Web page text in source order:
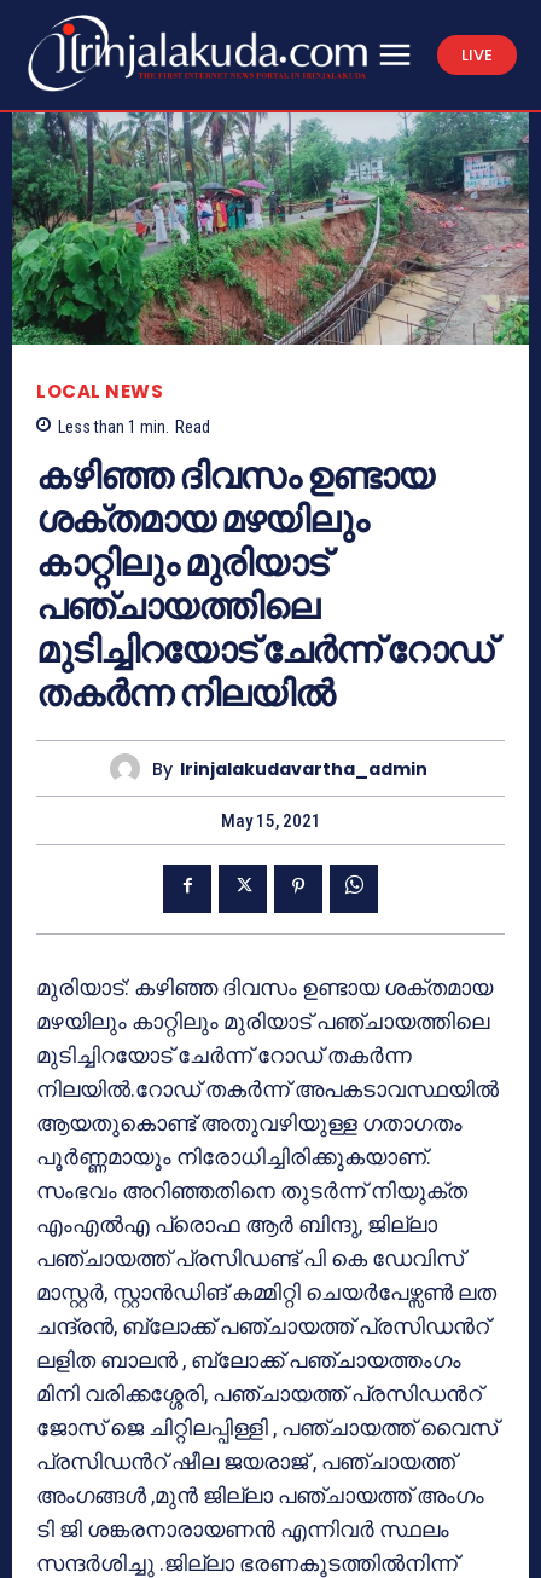
LIVE
LOCAL NEWS
Less than 1 min. Read
കഴിഞ്ഞ ദിവസം ഉണ്ടായ
ശക്തമായ മഴയിലും
കാറ്റിലും മുരിയാട്
പഞ്ചായത്തിലെ
മുടിച്ചിറയോട് ചേർന്ന് റോഡ്
തകർന്ന നിലയിൽ
By Irinjalakudavartha_admin
May 15, 2021
മുരിയാട്: കഴിഞ്ഞ ദിവസം ഉണ്ടായ ശക്തമായ
മഴയിലും കാറ്റിലും മുരിയാട് പഞ്ചായത്തിലെ
മുടിച്ചിറയോട് ചേർന്ന് റോഡ് തകർന്ന
നിലയിൽ.റോഡ് തകർന്ന് അപകടാവസ്ഥയിൽ
ആയതുകൊണ്ട് അതുവഴിയുള്ള ഗതാഗതം
പൂർണ്ണമായും നിരോധിച്ചിരിക്കുകയാണ്.
സംഭവം അറിഞ്ഞതിനെ തുടർന്ന് നിയുക്ത
എംഎൽഎ പ്രൊഫ ആർ ബിന്ദു, ജില്ലാ
പഞ്ചായത്ത് പ്രസിഡണ്ട് പി കെ ഡേവിസ്
മാസ്റ്റർ, സ്റ്റാൻഡിങ് കമ്മിറ്റി ചെയർപേഴ്സൺ ലത
ചന്ദ്രൻ, ബ്ലോക്ക് പഞ്ചായത്ത് പ്രസിഡൻറ്
ലളിത ബാലൻ , ബ്ലോക്ക് പഞ്ചായത്തംഗം
മിനി വരിക്കശ്ശേരി, പഞ്ചായത്ത് പ്രസിഡൻറ്
ജോസ് ജെ ചിറ്റിലപ്പിള്ളി , പഞ്ചായത്ത് വൈസ്
പ്രസിഡൻറ് ഷീല ജയരാജ് , പഞ്ചായത്ത്
അംഗങ്ങൾ ,മുൻ ജില്ലാ പഞ്ചായത്ത് അംഗം
ടി ജി ശങ്കരനാരായണൻ എന്നിവർ സ്ഥലം
സന്ദർശിച്ചു .ജില്ലാ ഭരണകൂടത്തിൽനിന്ന്